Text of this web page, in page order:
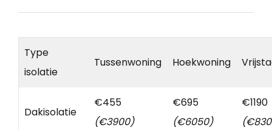
Type
isolatie
Tussenwoning Hoekwoning
Dakisolatie
€455
(€3900)
€695
(€6050)
€1190